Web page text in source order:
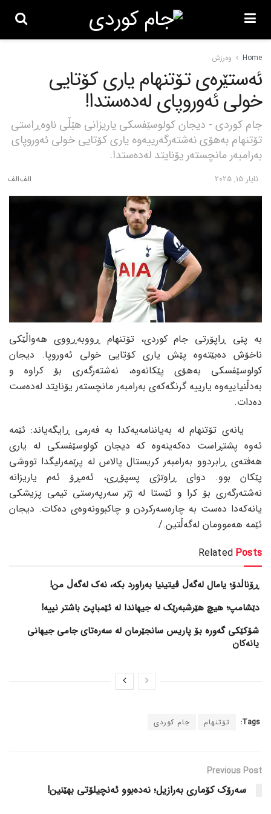
Home وەرزش
ئەستێرەی تۆتنهام یاری کۆتایی
خولی ئەوروپای لەدەستدا!
جام کوردی - دیجان کولوسێفسکی یاریزانی هێڵی ناوەڕاستی
تۆتنهام بەهۆی نەشتەرگەرییەوە یاری کۆتایی خولی ئەوروپای
بەرامبەر مانچستەر یۆنایتد لەدەستدا.
ئایار 15, 2025
بە پێی ڕاپۆرتی جام کوردی، تۆتنهام ڕووبەڕووی هەواڵێکی
ناخۆش دەبێتەوە پێش یاری کۆتایی خولی ئەوروپا. دیجان
کولوسێفسکی بەهۆی پێکانەوە، نەشتەرگەری بۆ کراوە و
بەدڵنیاییەوە یارییە گرنگەکەی بەرامبەر مانچستەر یۆنایتد لەدەست
دەدات.
یانەی تۆتنهام له بەیاننامەیەکدا به فەرمی ڕایگەیاند: ئێمە
ئەوە پشتڕاست دەکەینەوە کە دیجان کولوسێفسکی لە یاری
هەفتەی ڕابردوو بەرامبەر کریستال پالاس لە پرێمەرلیگدا تووشی
پێکان بوو. دوای ڕاوێژی پسپۆڕی، ئەمڕۆ ئەم یاریزانه
نەشتەرگەری بۆ کرا و ئێستا له ژێر سەرپەرستی تیمی پزیشکی
یانەکەدا دەست به چارەسەرکردن و چاکبوونەوەی دەکات. دیجان
ئێمە هەموومان لەگەڵتین./.
Related Posts
ڕۆناڵدۆ؛ یامال لەگەڵ ڤیتینیا بەراورد بکە، نەک لەگەڵ من!
دێشامپ؛ هیچ هێرشبەرێک لە جیهاندا لە ئێمباپێ باشتر نییە!
شۆکێکی گەورە بۆ پاریس سانجێرمان لە سەرەتای جامی جیهانی
یانەکان
Tags: تۆتنهام جام کوردی
Previous Post
سەرۆک کۆماری بەرازیل؛ نەدەبوو ئەنچیلۆتی بهێنین!